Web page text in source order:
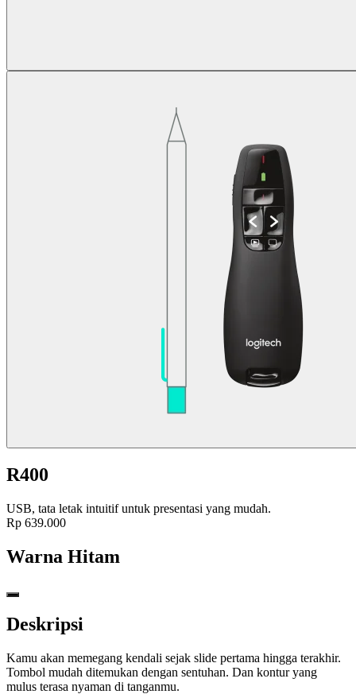
R400
USB, tata letak intuitif untuk presentasi yang mudah.
Rp 639.000
Warna Hitam
Deskripsi
Kamu akan memegang kendali sejak slide pertama hingga terakhir.
Tombol mudah ditemukan dengan sentuhan. Dan kontur yang
mulus terasa nyaman di tanganmu.